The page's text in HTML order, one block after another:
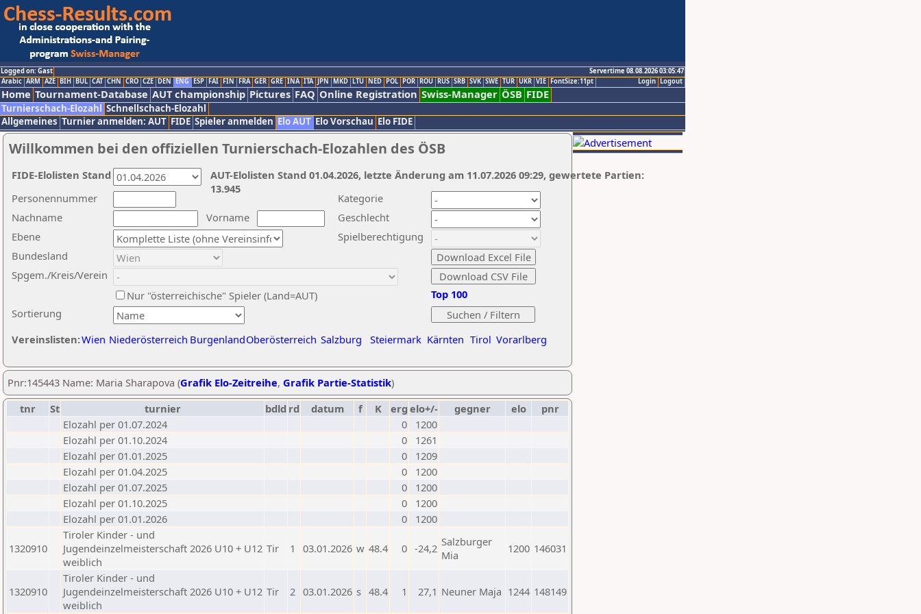
Logged on: Gast
Servertime 08.08.2026 03:05:47
Logout
Login
Arabic ARM AZE BIH BUL CAT CHN CRO CZE DEN ENG ESP FAI FIN FRA GER GRE INA ITA JPN MKD LTU NED POL POR ROU RUS SRB SVK SWE TUR UKR VIE FontSize:11pt
Home Tournament-Database AUT championship Pictures FAQ Online Registration Swiss-Manager ÖSB FIDE
Turnierschach-Elozahl Schnellschach-Elozahl
Allgemeines Turnier anmelden: AUT FIDE Spieler anmelden Elo AUT Elo Vorschau Elo FIDE
Willkommen bei den offiziellen Turnierschach-Elozahlen des ÖSB
Nachname
Vorname
Ebene
Kategorie
Sortierung
Personennummer
Bundesland
Spgem./Kreis/Verein
Geschlecht
Nur "österreichische" Spieler (Land=AUT)
Spielberechtigung
Vereinslisten:Wien Niederösterreich BurgenlandOberösterreich Salzburg Steiermark Kärnten Tirol Vorarlberg
Top 100
AUT-Elolisten Stand 01.04.2026, letzte Änderung am 11.07.2026 09:29, gewertete Partien:
13.945
FIDE-Elolisten Stand
Pnr:145443 Name: Maria Sharapova (Grafik Elo-Zeitreihe, Grafik Partie-Statistik)
tnr
St turnier bdld rd datum f K erg elo+/- gegner elo
pnr
Elozahl per 01.07.2024
0
1200
Elozahl per 01.10.2024
0
1261
Elozahl per 01.01.2025
0
1209
Elozahl per 01.04.2025
0
1200
Elozahl per 01.07.2025
0
1200
Elozahl per 01.10.2025
0
1200
Elozahl per 01.01.2026
0 1200
1320910
Tiroler Kinder - und
Jugendeinzelmeisterschaft 2026 U10 + U12
weiblich
Tir 1 03.01.2026 w 48.4 0 -24,2 Salzburger
Mia
1200 146031
1320910
Tiroler Kinder - und
Jugendeinzelmeisterschaft 2026 U10 + U12
weiblich
Tir 2 03.01.2026 s 48.4 1 27,1 Neuner Maja 1244 148149